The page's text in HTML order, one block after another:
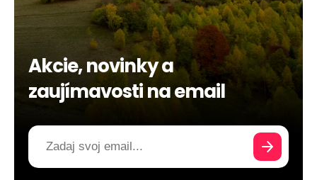
Akcie, novinky a
zaujímavosti na email